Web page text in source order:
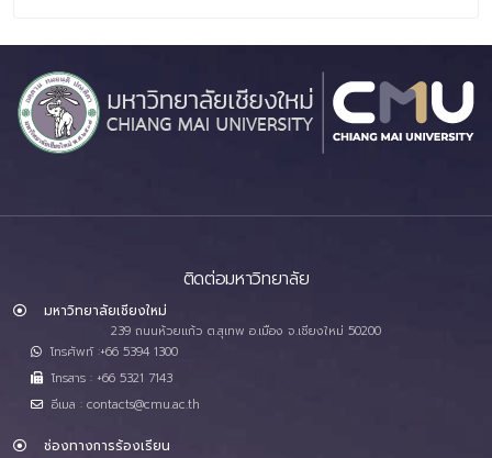
ติดต่อมหาวิทยาลัย
มหาวิทยาลัยเชียงใหม่
239 ถนนห้วยแก้ว ต.สุเทพ อ.เมือง จ.เชียงใหม่ 50200
โทรศัพท์ :+66 5394 1300
โทรสาร : +66 5321 7143
อีเมล : contacts@cmu.ac.th
ช่องทางการร้องเรียน